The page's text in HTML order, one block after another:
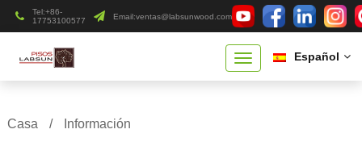
Tel:+86-
17753100577
Email:ventas@labsunwood.com
Español
Casa / Información